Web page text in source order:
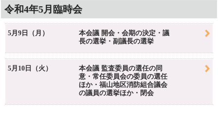
令和4年5月臨時会
5月9日（月）
本会議 開会・会期の決定・議
長の選挙・副議長の選挙
5月10日（火）
本会議 監査委員の選任の同
意・常任委員会の委員の選任
ほか・福山地区消防組合議会
の議員の選挙ほか・閉会